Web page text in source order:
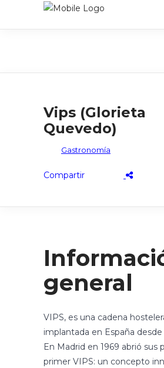
Vips (Glorieta
Quevedo)
Gastronomía
general
VIPS, es una cadena
implantada en España desde
En Madrid en 1969 abrió sus
primer VIPS: un concepto